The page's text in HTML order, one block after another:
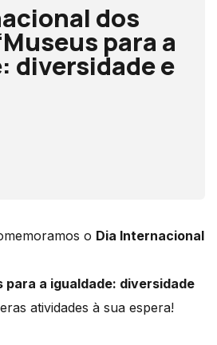
dos
para a
diversidade e
o Dia Internacional
para a igualdade: diversidade
atividades à sua espera!